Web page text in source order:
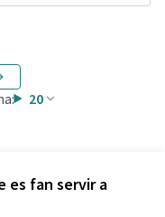
es fan servir a
20